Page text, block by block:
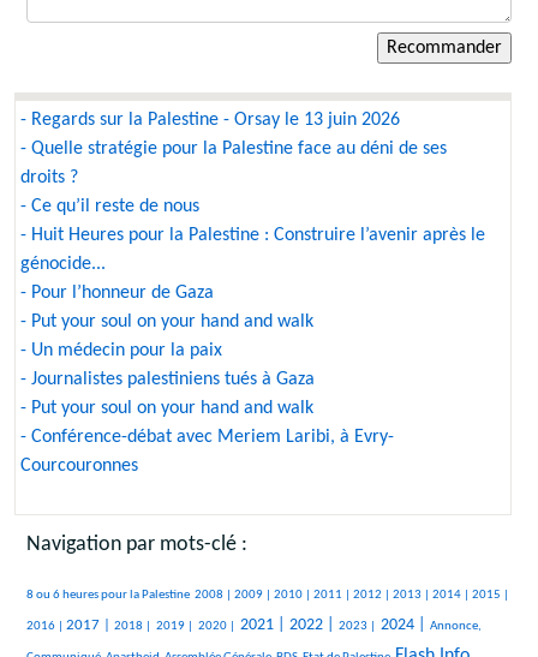
- Regards sur la Palestine - Orsay le 13 juin 2026
- Quelle stratégie pour la Palestine face au déni de ses
droits ?
- Ce qu’il reste de nous
- Huit Heures pour la Palestine : Construire l’avenir après le
génocide...
- Pour l’honneur de Gaza
- Put your soul on your hand and walk
- Un médecin pour la paix
- Journalistes palestiniens tués à Gaza
- Put your soul on your hand and walk
- Conférence-débat avec Meriem Laribi, à Evry-
Courcouronnes
Navigation par mots-clé :
381/1847
8 ou 6 heures pour la Palestine
55/1847 2008 |
258/1847 2009 |
243/1847 2010 |
193/1847 2011 |
123/1847 2012 |
228/1847 2013 |
96/1847 2014 |
84/1847 2015 |
263/1847
2016 |
442/1847
2017 |
138/1847 2018 |
65/1847 2019 |
87/1847 2020 |
632/1847 2021 |
670/1847 2022 |
271/1847 2023 |
698/1847 2024 |
264/1847 Annonce,